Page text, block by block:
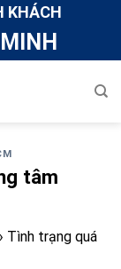
KHÁCH
tâm
Tình trạng quá